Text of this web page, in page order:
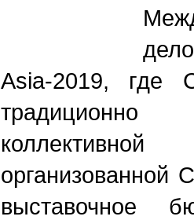
М
Asia-2019, где
организованной
выставочное